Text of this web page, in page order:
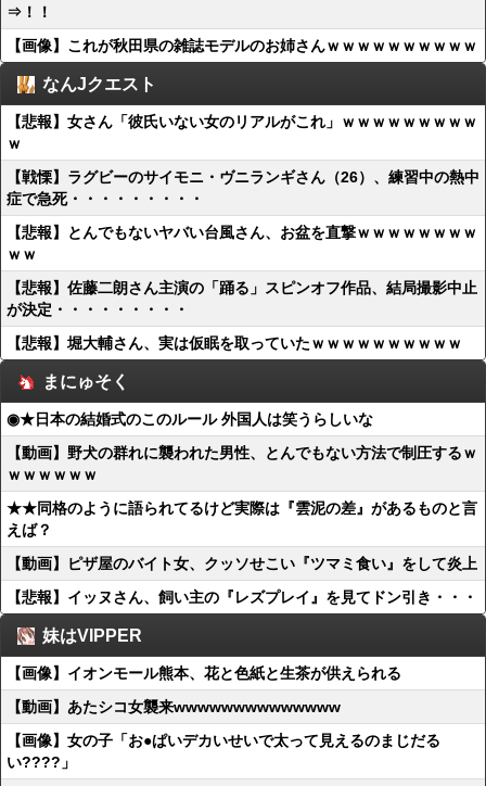
⇒！！
【画像】これが秋田県の雑誌モデルのお姉さんｗｗｗｗｗｗｗｗｗｗ
なんJクエスト
【悲報】女さん「彼氏いない女のリアルがこれ」ｗｗｗｗｗｗｗｗｗ
ｗ
【戦慄】ラグビーのサイモニ・ヴニランギさん（26）、練習中の熱中
症で急死・・・・・・・・・
【悲報】とんでもないヤバい台風さん、お盆を直撃ｗｗｗｗｗｗｗｗ
ｗｗ
【悲報】佐藤二朗さん主演の「踊る」スピンオフ作品、結局撮影中止
が決定・・・・・・・・・
【悲報】堀大輔さん、実は仮眠を取っていたｗｗｗｗｗｗｗｗｗｗ
まにゅそく
◉★日本の結婚式のこのルール 外国人は笑うらしいな
【動画】野犬の群れに襲われた男性、とんでもない方法で制圧するｗ
ｗｗｗｗｗｗ
★★同格のように語られてるけど実際は『雲泥の差』があるものと言
えば？
【動画】ピザ屋のバイト女、クッソせこい『ツマミ食い』をして炎上
【悲報】イッヌさん、飼い主の『レズプレイ』を見てドン引き・・・
妹はVIPPER
【画像】イオンモール熊本、花と色紙と生茶が供えられる
【動画】あたシコ女襲来wwwwwwwwwwwwww
【画像】女の子「お●ぱいデカいせいで太って見えるのまじだる
い????」